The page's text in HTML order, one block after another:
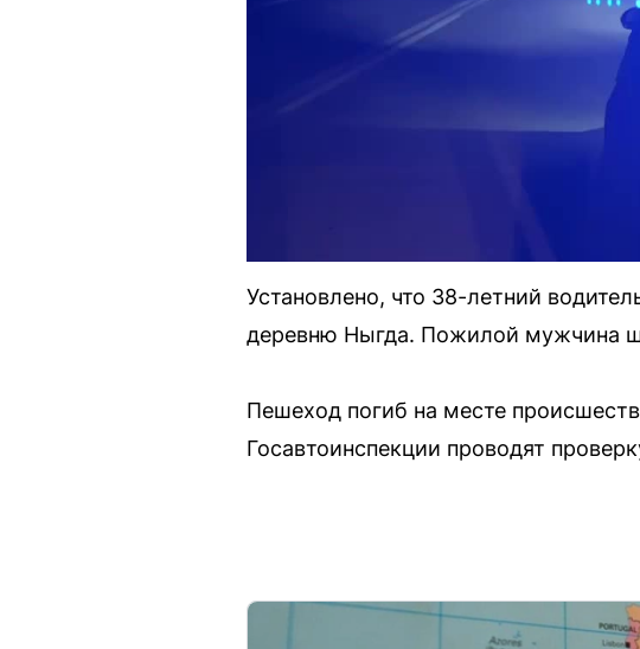
Установлено, что 38-летний
деревню Ныгда. Пожилой мужчина
Пешеход погиб на месте
Госавтоинспекции проводят